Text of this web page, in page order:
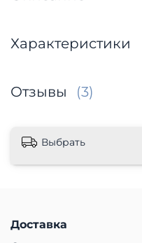
Характеристики
Отзывы (3)
Выбрать
Доставка